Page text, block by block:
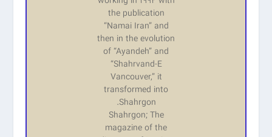
the publication
“Namai Iran” and
then in the evolution
of “Ayandeh” and
“Shahrvand-E
Vancouver,” it
transformed into
Shahrgon.
Shahrgon; The
magazine of the